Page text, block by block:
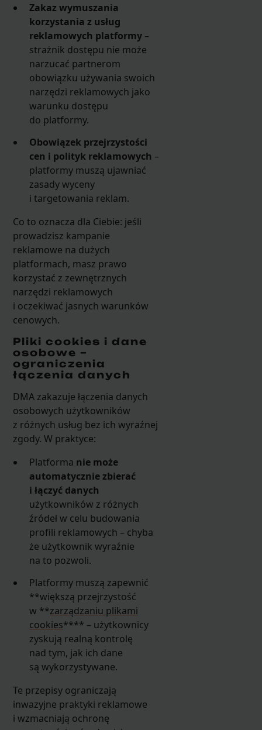
Zakaz wymuszania
korzystania z usług
reklamowych platformy –
strażnik dostępu nie może
narzucać partnerom
obowiązku używania swoich
narzędzi reklamowych jako
warunku dostępu
do platformy.
Obowiązek przejrzystości
cen i polityk reklamowych –
platformy muszą ujawniać
zasady wyceny
i targetowania reklam.
Co to oznacza dla Ciebie: jeśli
prowadzisz kampanie
reklamowe na dużych
platformach, masz prawo
korzystać z zewnętrznych
narzędzi reklamowych
i oczekiwać jasnych warunków
cenowych.
Pliki cookies i dane
osobowe –
ograniczenia
łączenia danych
DMA zakazuje łączenia danych
osobowych użytkowników
z różnych usług bez ich wyraźnej
zgody. W praktyce:
Platforma nie może
automatycznie zbierać
i łączyć danych
użytkowników z różnych
źródeł w celu budowania
profili reklamowych – chyba
że użytkownik wyraźnie
na to pozwoli.
Platformy muszą zapewnić
**większą przejrzystość
w **zarządzaniu plikami
cookies**** – użytkownicy
zyskują realną kontrolę
nad tym, jak ich dane
są wykorzystywane.
Te przepisy ograniczają
inwazyjne praktyki reklamowe
i wzmacniają ochronę